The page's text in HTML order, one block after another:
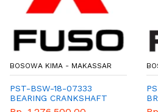
BOSOWA KIMA - MAKASSAR
PST-BSW-18-07333
BEARING CRANKSHAFT
ML